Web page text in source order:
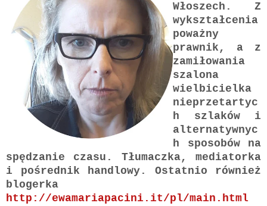
Włoszech. Z
wykształcenia
poważny
prawnik, a z
zamiłowania
szalona
wielbicielka
nieprzetartyc
h szlaków i
alternatywnyc
h sposobów na
spędzanie czasu. Tłumaczka, mediatorka
i pośrednik handlowy. Ostatnio również
blogerka
http://ewamariapacini.it/pl/main.html